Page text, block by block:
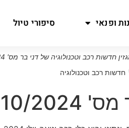
ופנאי סיפורי טיול
חדשות רכב וטכנולוגיה של דני בר מס' 10/2024
חדשות רכב וטכנולוגיה
2024